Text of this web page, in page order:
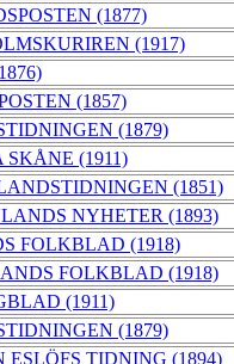
(1877)
(1917)
(1857)
(1879)
SKÅNE (1911)
(1851)
NYHETER (1893)
FOLKBLAD (1918)
FOLKBLAD (1918)
(1911)
(1879)
ESLÖFS TIDNING (1894)